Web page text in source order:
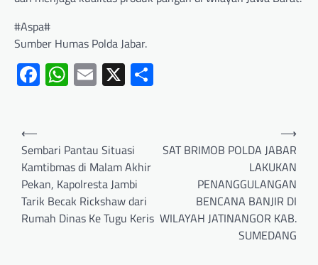
#Aspa#
Sumber Humas Polda Jabar.
Facebook
WhatsApp
Email
X
⟵
Sembari Pantau Situasi
Kamtibmas di Malam Akhir
Pekan, Kapolresta Jambi
Tarik Becak Rickshaw dari
Rumah Dinas Ke Tugu Keris
SAT BRIMOB POLDA JABAR
LAKUKAN
PENANGGULANGAN
BENCANA BANJIR DI
WILAYAH JATINANGOR KAB.
SUMEDANG
⟶